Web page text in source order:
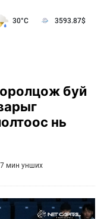
30°C 3593.87$
буй
нь
7 мин унших